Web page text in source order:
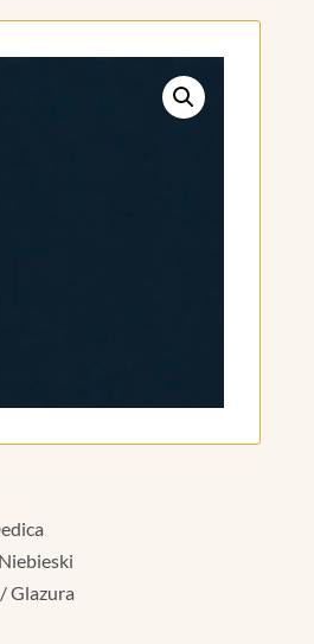
Glazura